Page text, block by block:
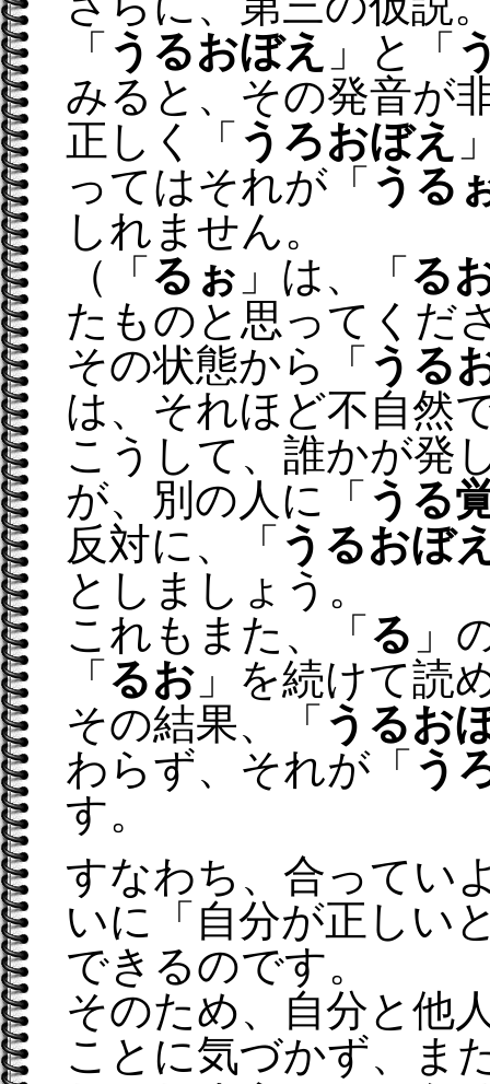
「 うるおぼえ 」と「
みると、その発音が
正しく「 うろおぼえ
ってはそれが「 うる
しれません。
（「 るぉ 」は、「 る
たものと思ってくだ
その状態から「 うる
は、それほど不自然
こうして、誰かが発
が、別の人に「 うる
反対に、「 うるおぼ
としましょう。
これもまた、「 る 」
「 るお 」を続けて読
その結果、「 うるお
わらず、それが「 う
す。
すなわち、合ってい
いに「自分が正しい
できるのです。
そのため、自分と他
ことに気づかず、ま